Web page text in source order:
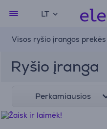
LT
Visos ryšio įrangos prekės
Ryšio įranga
Perkamiausios